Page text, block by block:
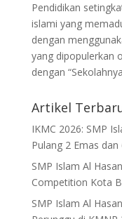
Pendidikan
islami yang
dengan
yang dipopulerkan
dengan
Artikel
IKMC 2026: SMP
Pulang 2 Emas
SMP Islam Al
Competition Kota
SMP Islam Al